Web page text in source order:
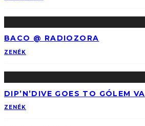
BACO @ RADIOZORA
ZENÉK
DIP’N’DIVE GOES TO GÓLEM VA
ZENÉK